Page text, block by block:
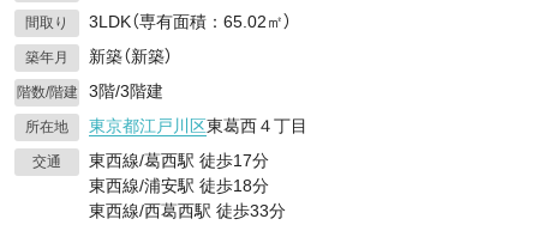
間取り 3LDK（専有面積：65.02㎡）
築年月 新築（新築）
階数/階建 3階/3階建
所在地 東京都江戸川区東葛西４丁目
交通
東西線/葛西駅 徒歩17分
東西線/浦安駅 徒歩18分
東西線/西葛西駅 徒歩33分